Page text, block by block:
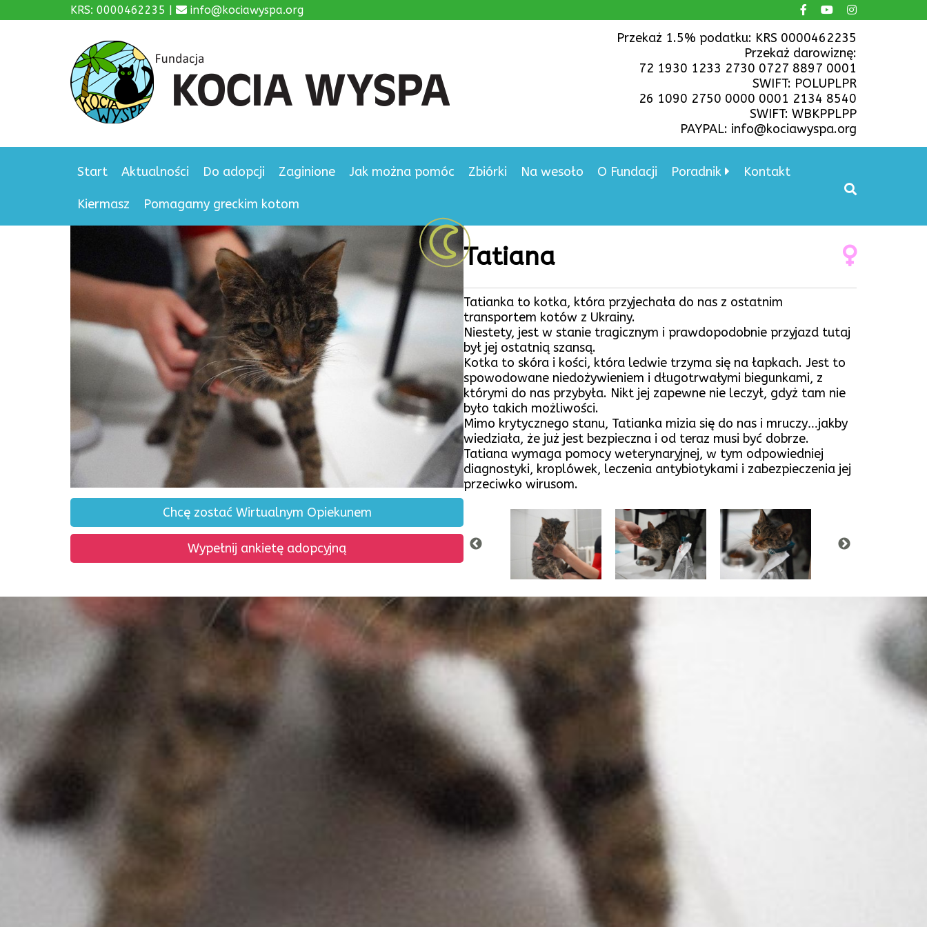
KRS: 0000462235 | info@kociawyspa.org
Przekaż 1.5% podatku: KRS 0000462235
Przekaż darowiznę:
72 1930 1233 2730 0727 8897 0001
SWIFT: POLUPLPR
26 1090 2750 0000 0001 2134 8540
SWIFT: WBKPPLPP
PAYPAL: info@kociawyspa.org
Start Aktualności Do adopcji Zaginione Jak można pomóc Zbiórki Na wesoło O Fundacji Poradnik Kontakt
Kiermasz Pomagamy greckim kotom
Chcę zostać Wirtualnym Opiekunem
Wypełnij ankietę adopcyjną
Tatiana
Tatianka to kotka, która przyjechała do nas z ostatnim
transportem kotów z Ukrainy.
Niestety, jest w stanie tragicznym i prawdopodobnie przyjazd tutaj
był jej ostatnią szansą.
Kotka to skóra i kości, która ledwie trzyma się na łapkach. Jest to
spowodowane niedożywieniem i długotrwałymi biegunkami, z
którymi do nas przybyła. Nikt jej zapewne nie leczył, gdyż tam nie
było takich możliwości.
Mimo krytycznego stanu, Tatianka mizia się do nas i mruczy…jakby
wiedziała, że już jest bezpieczna i od teraz musi być dobrze.
Tatiana wymaga pomocy weterynaryjnej, w tym odpowiedniej
diagnostyki, kroplówek, leczenia antybiotykami i zabezpieczenia jej
przeciwko wirusom.